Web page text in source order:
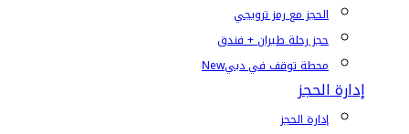
الحجز مع رمز ترويجي
حجز رحلة طيران + فندق
محطة توقف في دبيNew
إدارة الحجز
إدارة الحجز